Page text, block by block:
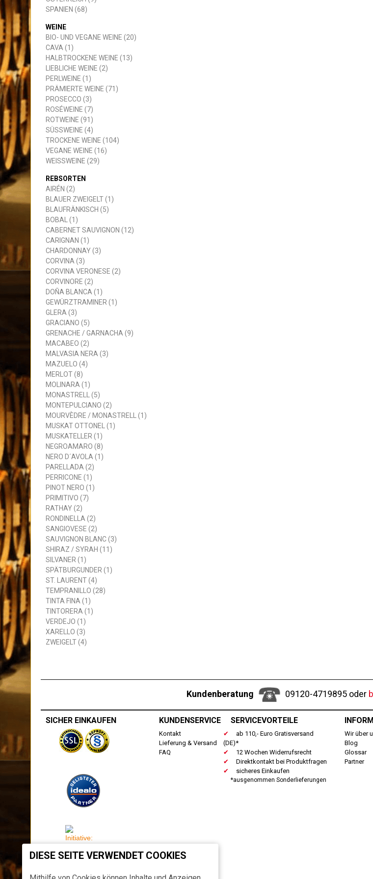
BURGENLAND (16)
LUTZMANNSBURG (2)
NEUSIEDLER SEE (14)
SPANIEN (68)
WEINE
BIO- UND VEGANE WEINE (20)
CAVA (1)
HALBTROCKENE WEINE (13)
LIEBLICHE WEINE (2)
PERLWEINE (1)
PRÄMIERTE WEINE (71)
PROSECCO (3)
ROSÉWEINE (7)
ROTWEINE (91)
SÜSSWEINE (4)
TROCKENE WEINE (104)
VEGANE WEINE (16)
WEISSWEINE (29)
REBSORTEN
AIRÉN (2)
BLAUER ZWEIGELT (1)
BLAUFRÄNKISCH (5)
BOBAL (1)
CABERNET SAUVIGNON (12)
CARIGNAN (1)
CHARDONNAY (3)
CORVINA (3)
CORVINA VERONESE (2)
CORVINORE (2)
DOÑA BLANCA (1)
GEWÜRZTRAMINER (1)
GLERA (3)
GRACIANO (5)
GRENACHE / GARNACHA (9)
MACABEO (2)
MALVASIA NERA (3)
MAZUELO (4)
MERLOT (8)
MOLINARA (1)
MONASTRELL (5)
MONTEPULCIANO (2)
MOURVÈDRE / MONASTRELL (1)
MUSKAT OTTONEL (1)
MUSKATELLER (1)
NEGROAMARO (8)
NERO D´AVOLA (1)
PARELLADA (2)
PERRICONE (1)
PINOT NERO (1)
PRIMITIVO (7)
RATHAY (2)
RONDINELLA (2)
SANGIOVESE (2)
SAUVIGNON BLANC (3)
SHIRAZ / SYRAH (11)
SILVANER (1)
SPÄTBURGUNDER (1)
ST. LAURENT (4)
TEMPRANILLO (28)
TINTA FINA (1)
TINTORERA (1)
VERDEJO (1)
XARELLO (3)
ZWEIGELT (4)
Kundenberatung 09120-4719895 oder
SICHER EINKAUFEN KUNDENSERVICE
Kontakt
Lieferung & Versand
FAQ
SERVICEVORTEILE
ab 110,- Euro Gratisversand
(DE)*
12 Wochen Widerrufsrecht
Direktkontakt bei Produktfragen
sicheres Einkaufen
*ausgenommen Sonderlieferungen
Wir über
Blog
Glossar
Partner
DIESE SEITE VERWENDET COOKIES